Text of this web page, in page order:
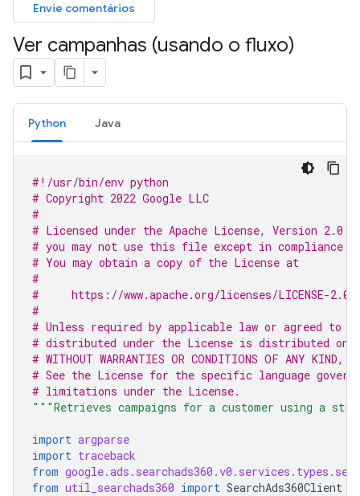
Envie comentários
Ver campanhas (usando o fluxo)
Python Java
#!/usr/bin/env python
# Copyright 2022 Google LLC
#
# Licensed under the Apache License, Version
# you may not use this file except in compliance
# You may obtain a copy of the License at
#
#     https://www.apache.org/licenses/LICENSE-2.0
#
# Unless required by applicable law or agreed to
# distributed under the License is distributed on
# WITHOUT WARRANTIES OR CONDITIONS OF ANY
# See the License for the specific language
# limitations under the License.
"""Retrieves campaigns for a customer using a
import argparse
import traceback
from
from util_searchads360 import SearchAds360Client